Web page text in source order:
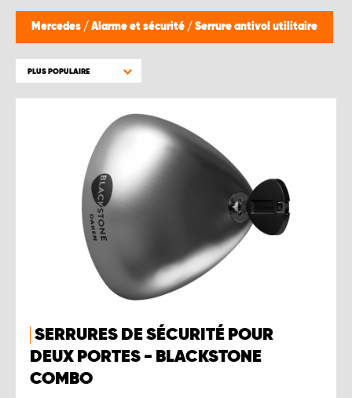
Mercedes / Alarme et sécurité / Serrure antivol utilitaire
PLUS POPULAIRE
SERRURES DE SÉCURITÉ POUR
DEUX PORTES - BLACKSTONE
COMBO